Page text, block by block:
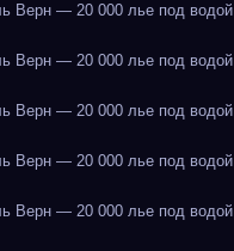
Верн — 20 000 лье под водой
Верн — 20 000 лье под водой
Верн — 20 000 лье под водой
Верн — 20 000 лье под водой
Верн — 20 000 лье под водой